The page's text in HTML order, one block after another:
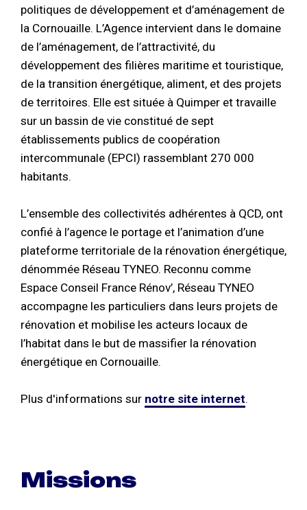
politiques de développement et d’aménagement de
la Cornouaille. L’Agence intervient dans le domaine
de l’aménagement, de l’attractivité, du
développement des filières maritime et touristique,
de la transition énergétique, aliment, et des projets
de territoires. Elle est située à Quimper et travaille
sur un bassin de vie constitué de sept
établissements publics de coopération
intercommunale (EPCI) rassemblant 270 000
habitants.
L’ensemble des collectivités adhérentes à QCD, ont
confié à l’agence le portage et l’animation d’une
plateforme territoriale de la rénovation énergétique,
dénommée Réseau TYNEO. Reconnu comme
Espace Conseil France Rénov’, Réseau TYNEO
accompagne les particuliers dans leurs projets de
rénovation et mobilise les acteurs locaux de
l’habitat dans le but de massifier la rénovation
énergétique en Cornouaille.
Plus d'informations sur notre site internet.
Missions